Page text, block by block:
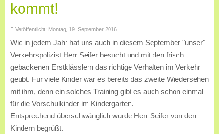
kommt!
Veröffentlicht: Montag, 19. September 2016
Wie in jedem Jahr hat uns auch in diesem September "unser"
Verkehrspolizist Herr Seifer besucht und mit den frisch
gebackenen Erstklässlern das richtige Verhalten im Verkehr
geübt. Für viele Kinder war es bereits das zweite Wiedersehen
mit ihm, denn ein solches Training gibt es auch schon einmal
für die Vorschulkinder im Kindergarten.
Entsprechend überschwänglich wurde Herr Seifer von den
Kindern begrüßt.